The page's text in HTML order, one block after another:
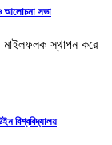
ও আলোচনা সভা
মাইলফলক স্থাপন করে
বিশ্ববিদ্যালয়